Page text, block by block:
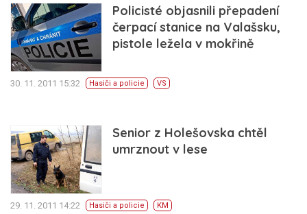
Policisté objasnili přepadení
čerpací stanice na Valašsku,
pistole ležela v mokřině
30. 11. 2011 15:32 Hasiči a policie VS
Senior z Holešovska chtěl
umrznout v lese
29. 11. 2011 14:22 Hasiči a policie KM